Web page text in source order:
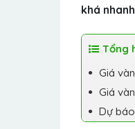
khá
Tổng
Giá
Giá
Dự